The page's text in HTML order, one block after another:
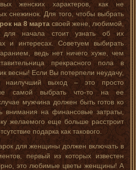
женских характеров, как не
снежинок. Для того, чтобы выбрать
на 8 мартасвоей жене, любимой,
начала стоит узнать об их
и интересах. Советуем выбирать
ведь нет ничего хуже, чем
прекрасного пола в
весны! Если Вы потерпели неудачу,
выход – это просто
самой выбрать что-то на ее
мужчина должен быть готов ко
внимания на финансовые затраты,
желаемого еще больше расстроит
подарка как такового.
для женщины должен включать в
первый из которых известен
это любимые цветы женщины! А